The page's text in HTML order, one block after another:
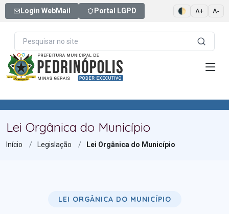
Login WebMail Portal LGPD 🌓 A+ A-
Lei Orgânica do Município
Início Legislação Lei Orgânica do Município
LEI ORGÂNICA DO MUNICÍPIO